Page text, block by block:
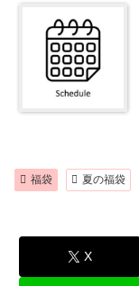
福袋 夏の福袋
X